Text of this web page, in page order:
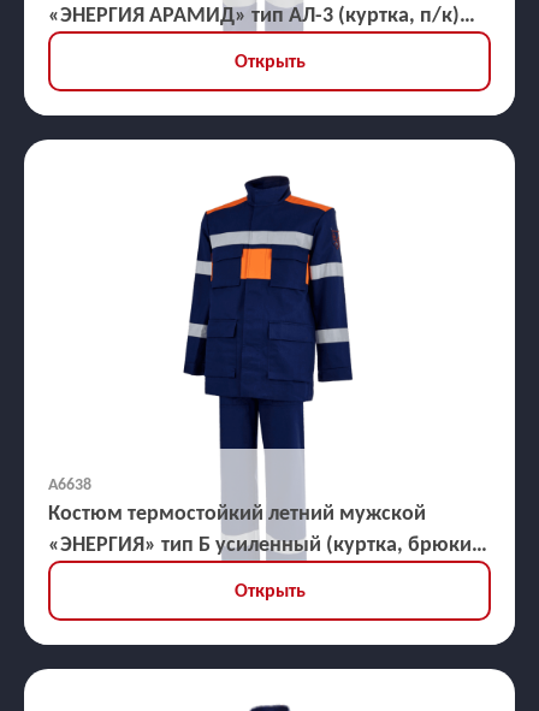
«ЭНЕРГИЯ АРАМИД» тип АЛ-3 (куртка, п/к)
21,2 кал/кв.см
Открыть
А6638
Костюм термостойкий летний мужской
«ЭНЕРГИЯ» тип Б усиленный (куртка, брюки),
ЗЭТВ 35,2 кал/кв.см
Открыть